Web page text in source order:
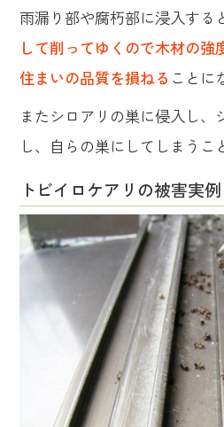
雨漏り部や腐朽部に浸入する
して削ってゆくので木材の強
住まいの品質を損ねる ことに
またシロアリの巣に侵入し、
し、自らの巣にしてしまうこ
トビイロケアリの被害実例